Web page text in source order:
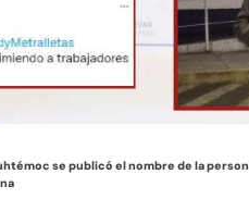
se publicó el nombre de la